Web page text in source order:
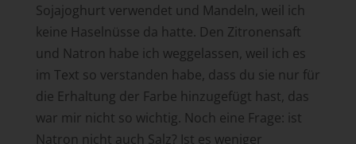
Sojajoghurt verwendet und Mandeln, weil ich
keine Haselnüsse da hatte. Den Zitronensaft
und Natron habe ich weggelassen, weil ich es
im Text so verstanden habe, dass du sie nur für
die Erhaltung der Farbe hinzugefügt hast, das
war mir nicht so wichtig. Noch eine Frage: ist
Natron nicht auch Salz? Ist es weniger